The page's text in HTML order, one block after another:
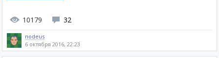
10179 32
nodeus
6 октября 2016, 22:23